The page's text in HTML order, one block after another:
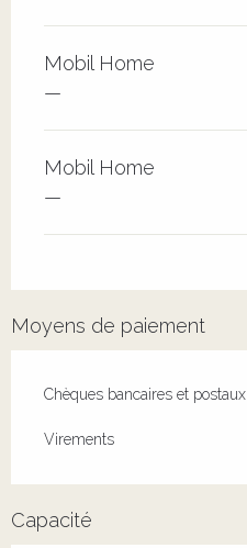
Mobil Home
—
Mobil Home
—
Moyens de paiement
Chèques bancaires et postaux
Virements
Capacité